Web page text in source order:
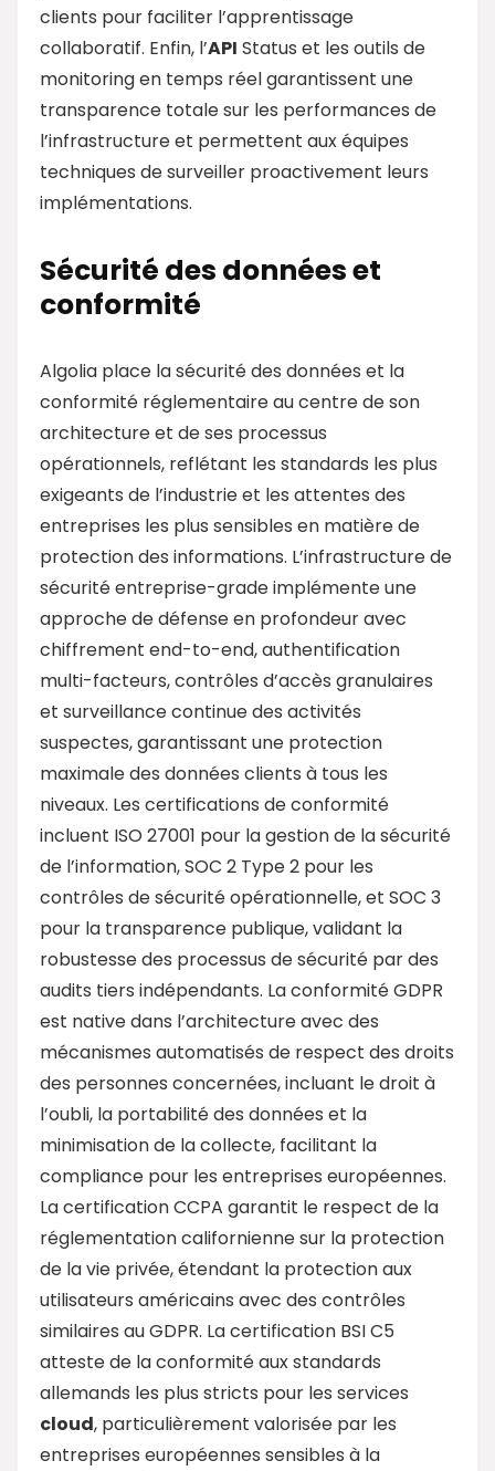
clients pour faciliter l’apprentissage
collaboratif. Enfin, l’API Status et les outils de
monitoring en temps réel garantissent une
transparence totale sur les performances de
l’infrastructure et permettent aux équipes
techniques de surveiller proactivement leurs
implémentations.
Sécurité des données et
conformité
Algolia place la sécurité des données et la
conformité réglementaire au centre de son
architecture et de ses processus
opérationnels, reflétant les standards les plus
exigeants de l’industrie et les attentes des
entreprises les plus sensibles en matière de
protection des informations. L’infrastructure de
sécurité entreprise-grade implémente une
approche de défense en profondeur avec
chiffrement end-to-end, authentification
multi-facteurs, contrôles d’accès granulaires
et surveillance continue des activités
suspectes, garantissant une protection
maximale des données clients à tous les
niveaux. Les certifications de conformité
incluent ISO 27001 pour la gestion de la sécurité
de l’information, SOC 2 Type 2 pour les
contrôles de sécurité opérationnelle, et SOC 3
pour la transparence publique, validant la
robustesse des processus de sécurité par des
audits tiers indépendants. La conformité GDPR
est native dans l’architecture avec des
mécanismes automatisés de respect des droits
des personnes concernées, incluant le droit à
l’oubli, la portabilité des données et la
minimisation de la collecte, facilitant la
compliance pour les entreprises européennes.
La certification CCPA garantit le respect de la
réglementation californienne sur la protection
de la vie privée, étendant la protection aux
utilisateurs américains avec des contrôles
similaires au GDPR. La certification BSI C5
atteste de la conformité aux standards
allemands les plus stricts pour les services
cloud, particulièrement valorisée par les
entreprises européennes sensibles à la